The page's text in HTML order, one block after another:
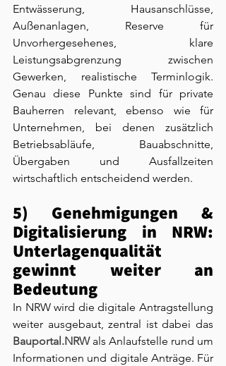
Entwässerung, Hausanschlüsse,
Außenanlagen, Reserve für
Unvorhergesehenes, klare
Leistungsabgrenzung zwischen
Gewerken, realistische Terminlogik.
Genau diese Punkte sind für private
Bauherren relevant, ebenso wie für
Unternehmen, bei denen zusätzlich
Betriebsabläufe, Bauabschnitte,
Übergaben und Ausfallzeiten
wirtschaftlich entscheidend werden.
5) Genehmigungen &
Digitalisierung in NRW:
Unterlagenqualität
gewinnt weiter an
Bedeutung
In NRW wird die digitale Antragstellung
Bauportal.NRW als Anlaufstelle rund um
Informationen und digitale Anträge. Für